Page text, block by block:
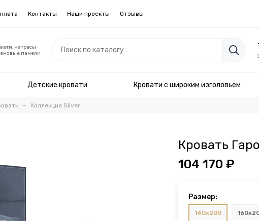
Контакты Наши проекты Отзывы
матрасы
панели
Детские кровати Кровати с широким изголовьем
Коллекция Silver
Кровать
104 170 ₽
Размер:
140x200